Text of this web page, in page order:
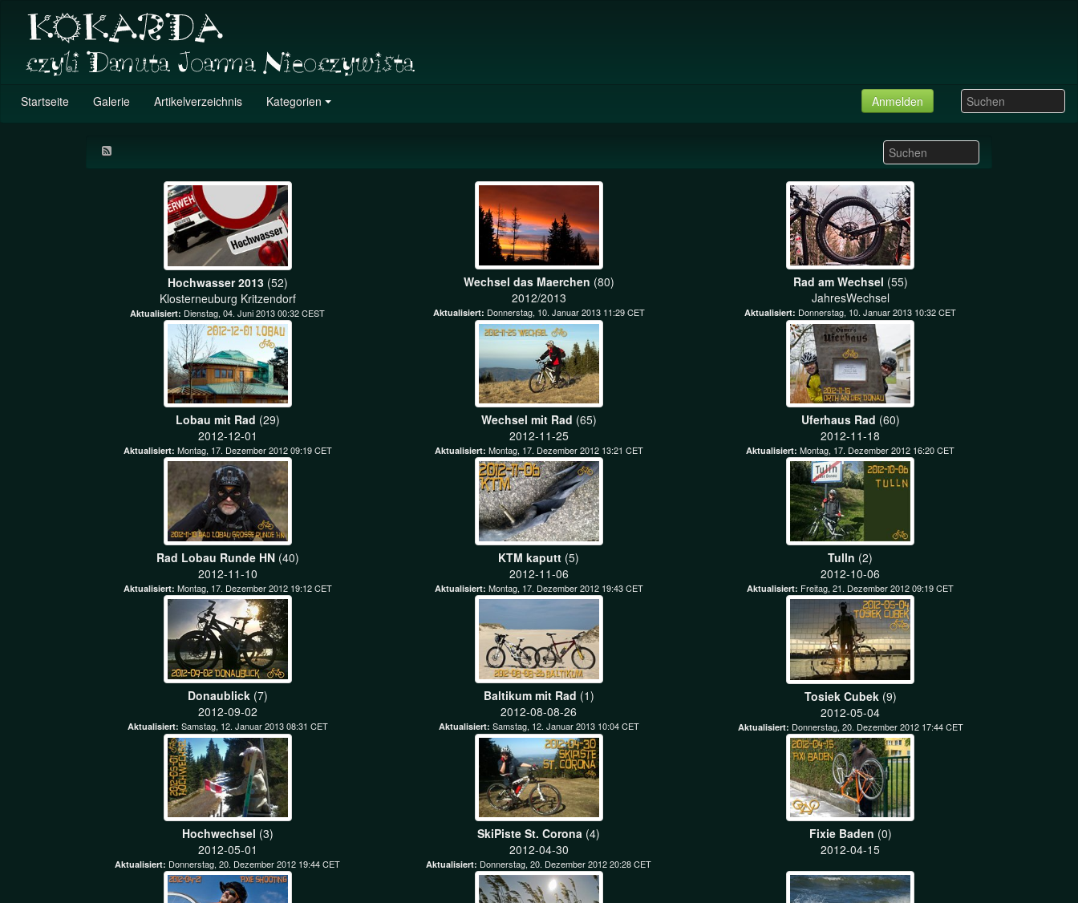
Startseite Galerie Artikelverzeichnis Kategorien Anmelden
Hochwasser 2013(52)
Klosterneuburg Kritzendorf
Aktualisiert: Dienstag, 04. Juni 2013 00:32 CEST
Wechsel das Maerchen (80)
2012/2013
Aktualisiert: Donnerstag, 10. Januar 2013 11:29 CET
Rad am Wechsel (55)
JahresWechsel
Aktualisiert: Donnerstag, 10. Januar 2013 10:32 CET
Lobau mit Rad (29)
2012-12-01
Aktualisiert: Montag, 17. Dezember 2012 09:19 CET
Wechsel mit Rad (65)
2012-11-25
Aktualisiert: Montag, 17. Dezember 2012 13:21 CET
Uferhaus Rad (60)
2012-11-18
Aktualisiert: Montag, 17. Dezember 2012 16:20 CET
Rad Lobau Runde HN (40)
2012-11-10
Aktualisiert: Montag, 17. Dezember 2012 19:12 CET
KTM kaputt (5)
2012-11-06
Aktualisiert: Montag, 17. Dezember 2012 19:43 CET
Tulln (2)
2012-10-06
Aktualisiert: Freitag, 21. Dezember 2012 09:19 CET
Donaublick(7)
2012-09-02
Aktualisiert: Samstag, 12. Januar 2013 08:31 CET
Baltikum mit Rad (1)
2012-08-08-26
Aktualisiert: Samstag, 12. Januar 2013 10:04 CET
Tosiek Cubek(9)
2012-05-04
Aktualisiert: Donnerstag, 20. Dezember 2012 17:44 CET
Hochwechsel (3)
2012-05-01
Aktualisiert: Donnerstag, 20. Dezember 2012 19:44 CET
SkiPiste St. Corona (4)
2012-04-30
Aktualisiert: Donnerstag, 20. Dezember 2012 20:28 CET
Fixie Baden (0)
2012-04-15